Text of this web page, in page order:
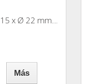
x Ø 22 mm....
Más